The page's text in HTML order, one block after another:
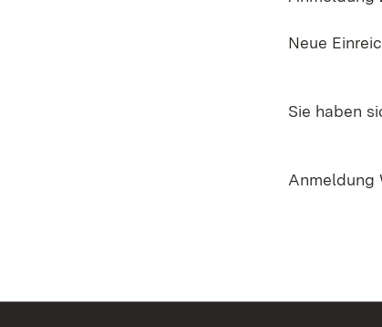
Neue
Sie haben
Anmeldung